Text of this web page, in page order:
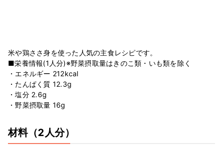
米や鶏ささ身を使った人気の主食レシピです。
■栄養情報(1人分)※野菜摂取量はきのこ類・いも類を除く
・エネルギー 212kcal
・たんぱく質 12.3g
・塩分 2.6g
・野菜摂取量 16g
材料（2人分）